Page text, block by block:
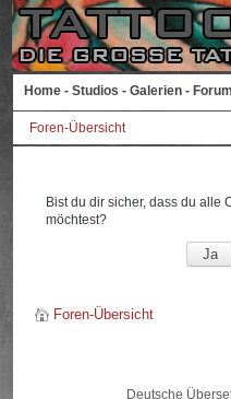
Home - Studios - Galerien - Forum
Foren-Übersicht
Bist du dir sicher, dass du alle
möchtest?
Foren-Übersicht
Deutsche